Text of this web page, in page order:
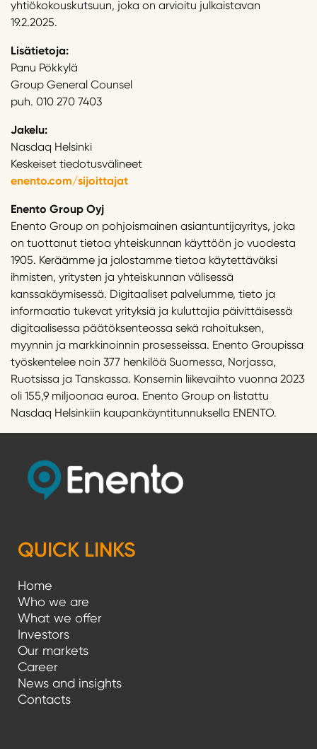
yhtiökokouskutsuun, joka on arvioitu julkaistavan
19.2.2025.
Lisätietoja:
Panu Pökkylä
Group General Counsel
puh. 010 270 7403
Jakelu:
Nasdaq Helsinki
Keskeiset tiedotusvälineet
enento.com/sijoittajat
Enento Group Oyj
Enento Group on pohjoismainen asiantuntijayritys, joka
on tuottanut tietoa yhteiskunnan käyttöön jo vuodesta
1905. Keräämme ja jalostamme tietoa käytettäväksi
ihmisten, yritysten ja yhteiskunnan välisessä
kanssakäymisessä. Digitaaliset palvelumme, tieto ja
informaatio tukevat yrityksiä ja kuluttajia päivittäisessä
digitaalisessa päätöksenteossa sekä rahoituksen,
myynnin ja markkinoinnin prosesseissa. Enento Groupissa
työskentelee noin 377 henkilöä Suomessa, Norjassa,
Ruotsissa ja Tanskassa. Konsernin liikevaihto vuonna 2023
oli 155,9 miljoonaa euroa. Enento Group on listattu
Nasdaq Helsinkiin kaupankäyntitunnuksella ENENTO.
QUICK LINKS
Home
Who we are
What we offer
Investors
Our markets
Career
News and insights
Contacts